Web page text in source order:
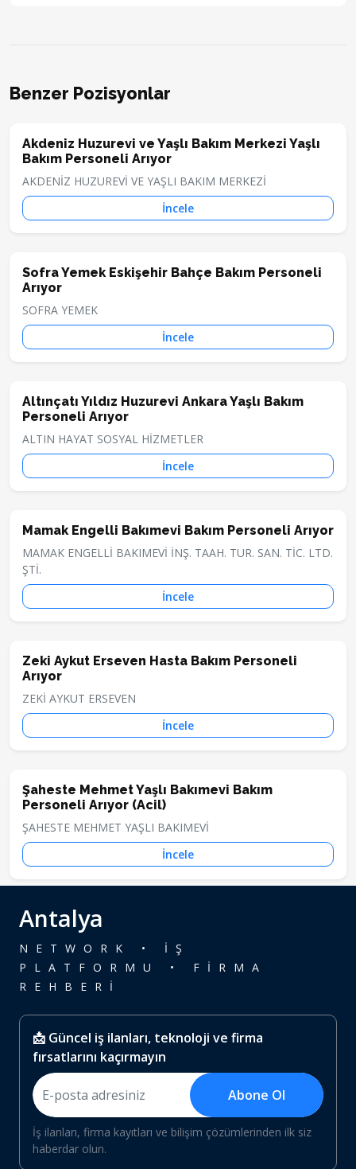
Benzer Pozisyonlar
Akdeniz Huzurevi ve Yaşlı Bakım Merkezi Yaşlı
Bakım Personeli Arıyor
AKDENİZ HUZUREVİ VE YAŞLI BAKIM MERKEZİ
İncele
Sofra Yemek Eskişehir Bahçe Bakım Personeli
Arıyor
SOFRA YEMEK
İncele
Altınçatı Yıldız Huzurevi Ankara Yaşlı Bakım
Personeli Arıyor
ALTIN HAYAT SOSYAL HİZMETLER
İncele
Mamak Engelli Bakımevi Bakım Personeli Arıyor
MAMAK ENGELLİ BAKIMEVİ İNŞ. TAAH. TUR. SAN. TİC. LTD.
ŞTİ.
İncele
Zeki Aykut Erseven Hasta Bakım Personeli
Arıyor
ZEKİ AYKUT ERSEVEN
İncele
Şaheste Mehmet Yaşlı Bakımevi Bakım
Personeli Arıyor (Acil)
ŞAHESTE MEHMET YAŞLI BAKIMEVİ
İncele
Antalya
NETWORK • İŞ
PLATFORMU • FİRMA
REHBERİ
📩 Güncel iş ilanları, teknoloji ve firma
fırsatlarını kaçırmayın
Abone Ol
İş ilanları, firma kayıtları ve bilişim çözümlerinden ilk siz
haberdar olun.